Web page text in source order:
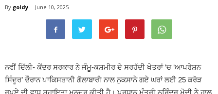
By goldy - June 10, 2025
ਨਵੀਂ ਦਿੱਲੀ- ਕੇਂਦਰ ਸਰਕਾਰ ਨੇ ਜੰਮੂ-ਕਸ਼ਮੀਰ ਦੇ ਸਰਹੱਦੀ ਖੇਤਰਾਂ ‘ਚ ‘ਆਪਰੇਸ਼ਨ
ਸਿੰਦੂਰ’ ਦੌਰਾਨ ਪਾਕਿਸਤਾਨੀ ਗੋਲਾਬਾਰੀ ਨਾਲ ਨੁਕਸਾਨੇ ਗਏ ਘਰਾਂ ਲਈ 25 ਕਰੋੜ
ਰੁਪਏ ਦੀ ਵਾਧੂ ਸਹਾਇਤਾ ਮਨਜ਼ੂਰ ਕੀਤੀ ਹੈ। ਪ੍ਰਧਾਨ ਮੰਤਰੀ ਨਰਿੰਦਰ ਮੋਦੀ ਨੇ ਹਾਲ